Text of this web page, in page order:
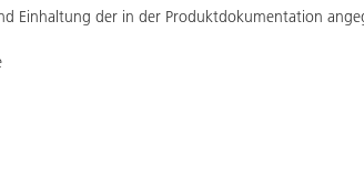
Einhaltung der in der Produktdokumentation